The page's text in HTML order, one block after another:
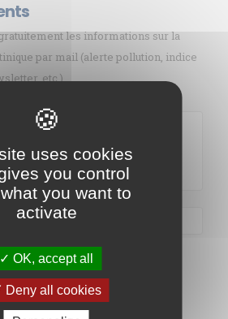
les informations sur la
par mail (alerte pollution, indice
etc.)
et accepte la politique de
Agréé par
uses cookies
you control
you want to
activate
OK, accept all
Deny all cookies